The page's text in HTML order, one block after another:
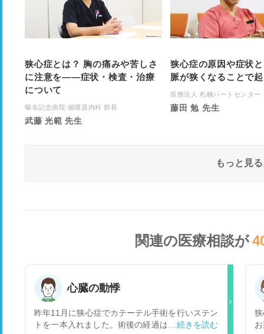
狭心症とは？ 胸の痛みや苦しさ
に注意を――症状・検査・治療
について
菊名記念病院 循環器内科 部長
武藤 光範 先生
狭心症の原因や症状
脈が狭くなることで
医療法人 札幌ハートセンター
藤田 勉 先生
もっと見る
関連の医療相談が
心臓の動悸
昨年11月に狭心症でカテーテル手術を行いステン
トを一本入れました。術後の経過は問題なく運動